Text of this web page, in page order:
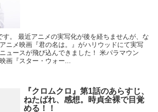
す。 最近アニメの実写化が後を経ちませんが、な
ニメ映画『君の名は。』がハリウッドにて実写
ュースが飛び込んできました！ 米パラマウン
画『スター・ウォー...
『クロムクロ』第1話のあらすじ、
ねたばれ、感想。時貞全裸で目覚
める！！